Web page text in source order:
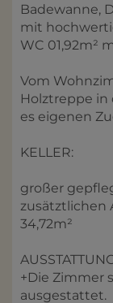
Badewanne,
mit
WC 01,92m²
Vom
Holztreppe in
es eigenen
KELLER:
großer
zusätztlichen
34,72m²
+Die Zimmer
ausgestattet.